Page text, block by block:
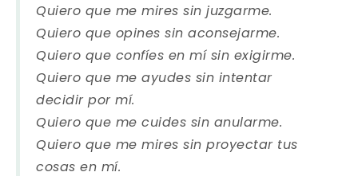
Quiero que me mires sin juzgarme.
Quiero que opines sin aconsejarme.
Quiero que confíes en mí sin exigirme.
Quiero que me ayudes sin intentar
decidir por mí.
Quiero que me cuides sin anularme.
Quiero que me mires sin proyectar tus
cosas en mí.